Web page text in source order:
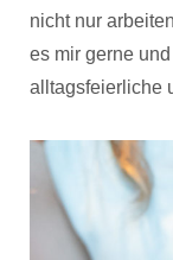
nicht nur
es mir gerne
alltagsfeierliche